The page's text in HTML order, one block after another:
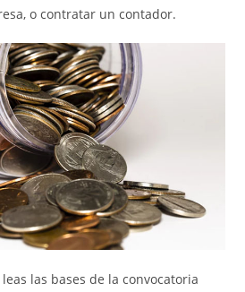
o contratar un contador.
las bases de la convocatoria